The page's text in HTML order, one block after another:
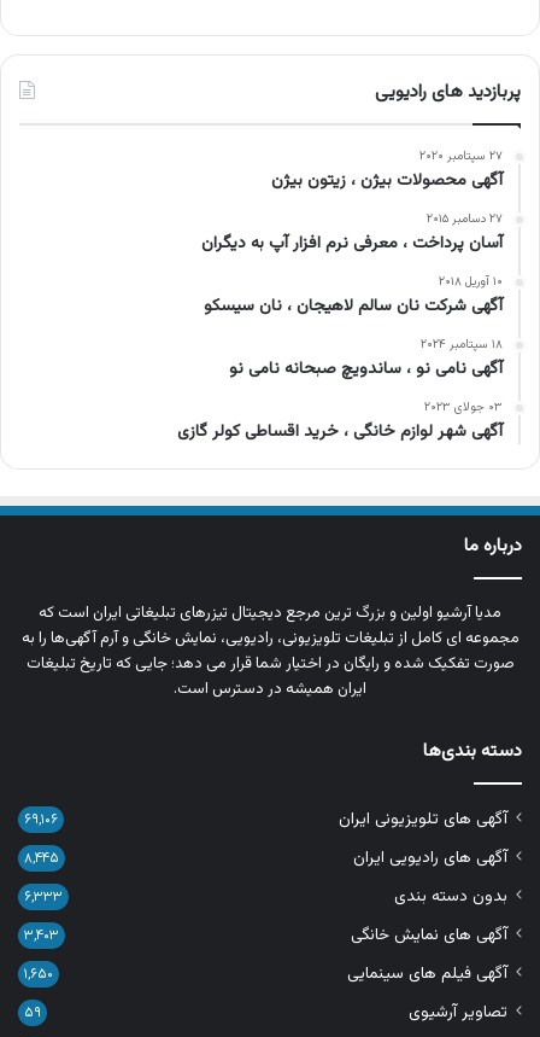
پربازدید های رادیویی
۲۷ سپتامبر ۲۰۲۰
آگهی محصولات بیژن ، زیتون بیژن
۲۷ دسامبر ۲۰۱۵
آسان پرداخت ، معرفی نرم افزار آپ به دیگران
۱۰ آوریل ۲۰۱۸
آگهی شرکت نان سالم لاهیجان ، نان سیسکو
۱۸ سپتامبر ۲۰۲۴
آگهی نامی نو ، ساندویچ صبحانه نامی نو
۰۳ جولای ۲۰۲۳
آگهی شهر لوازم خانگی ، خرید اقساطی کولر گازی
درباره ما
مدیا آرشیو اولین و بزرگ‌ ترین مرجع دیجیتال تیزرهای تبلیغاتی ایران است که
مجموعه‌ ای کامل از تبلیغات تلویزیونی، رادیویی، نمایش خانگی و آرم‌ آگهی‌ها را به‌
صورت تفکیک‌ شده و رایگان در اختیار شما قرار می‌ دهد؛ جایی که تاریخ تبلیغات
ایران همیشه در دسترس است.
دسته بندی‌ها
آگهی های تلویزیونی ایران ۶۹,۱۰۶
آگهی های رادیویی ایران ۸,۴۴۵
بدون دسته بندی ۶,۳۳۳
آگهی های نمایش خانگی ۳,۴۰۳
آگهی فیلم های سینمایی ۱,۶۵۰
تصاویر آرشیوی ۵۹